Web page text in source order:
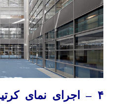
۴ – اجرای نمای کرتین